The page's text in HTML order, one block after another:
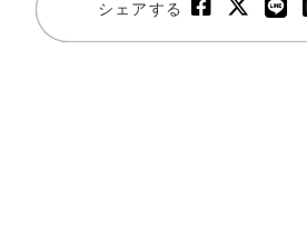
シェアする